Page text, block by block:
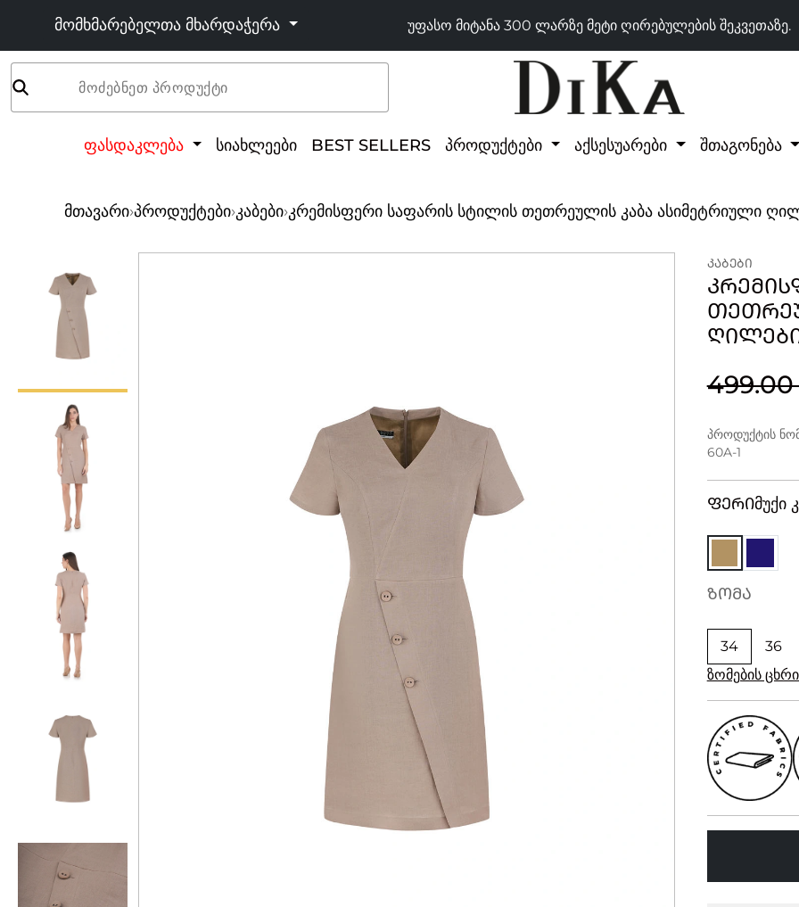
მომხმარებელთა მხარდაჭერა უფასო მიტანა 300 ლარზე მეტი ღირებულების შეკვეთაზე.
მოძებნეთ პროდუქტი
ფასდაკლება სიახლეები BEST SELLERS პროდუქტები აქსესუარები შთაგონება
მთავარი›პროდუქტები›კაბები›კრემისფერი საფარის სტილის თეთრეულის კაბა ასიმეტრიული
ᲙᲐᲑᲔᲑᲘ
პროდუქტის
60A-1
ᲤᲔᲠᲘმუქი
ᲖᲝᲛᲐ
34
36
ზომების